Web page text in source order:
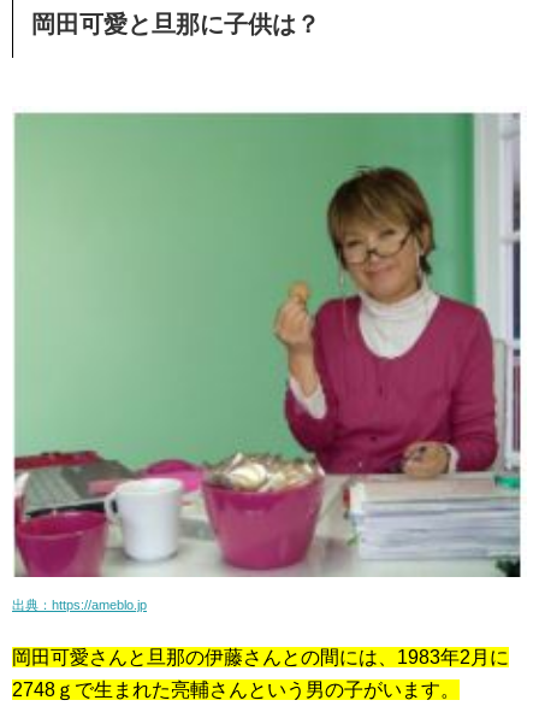
岡田可愛と旦那に子供は？
出典：https://ameblo.jp
岡田可愛さんと旦那の伊藤さんとの間には、1983年2月に
2748ｇで生まれた亮輔さんという男の子がいます。